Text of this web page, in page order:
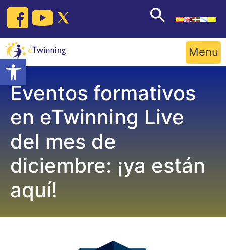
Open toolbar
Skip
content
Menu
Eventos formativos
en eTwinning Live
del mes de
diciembre: ¡ya están
aquí!